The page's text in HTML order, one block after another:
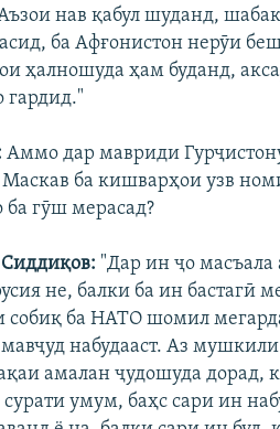
нав қабул шуданд,
ба Афғонистон нерӯи
ҳалношуда ҳам буданд,
гардид."
Аммо дар мавриди
ба кишварҳои узв
ба гӯш мерасад?
"Дар ин ҷо
не, балки ба ин бастагӣ
собиқ ба НАТО шомил
набудааст. Аз
амалан ҷудошуда дорад,
умум, баҳс сари ин